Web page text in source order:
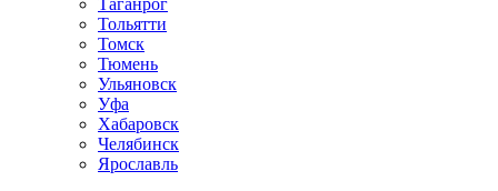
Таганрог
Тольятти
Томск
Тюмень
Ульяновск
Уфа
Хабаровск
Челябинск
Ярославль